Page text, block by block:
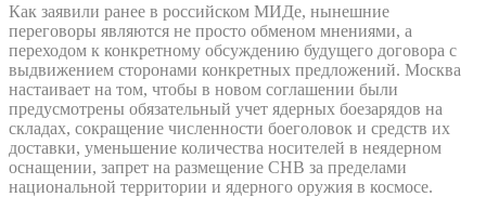
Как заявили ранее в российском МИДе, нынешние
переговоры являются не просто обменом мнениями, а
переходом к конкретному обсуждению будущего договора с
выдвижением сторонами конкретных предложений. Москва
настаивает на том, чтобы в новом соглашении были
предусмотрены обязательный учет ядерных боезарядов на
складах, сокращение численности боеголовок и средств их
доставки, уменьшение количества носителей в неядерном
оснащении, запрет на размещение СНВ за пределами
национальной территории и ядерного оружия в космосе.